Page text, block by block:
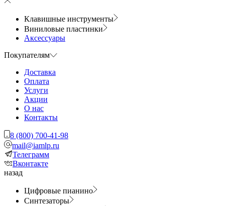
Клавишные инструменты
Виниловые пластинки
Аксессуары
Покупателям
Доставка
Оплата
Услуги
Акции
О нас
Контакты
8 (800) 700-41-98
mail@iamlp.ru
Телеграмм
Вконтакте
назад
Цифровые пианино
Синтезаторы